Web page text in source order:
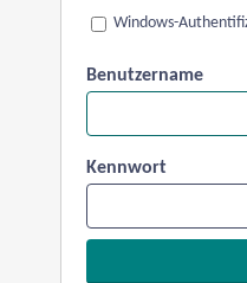
Windows-
Benutzername
Kennwort